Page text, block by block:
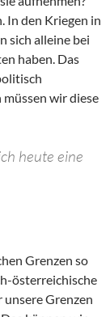
In den Kriegen in
sich alleine bei
haben. Das
wir diese
heute eine
Grenzen so
österreichische
Grenzen